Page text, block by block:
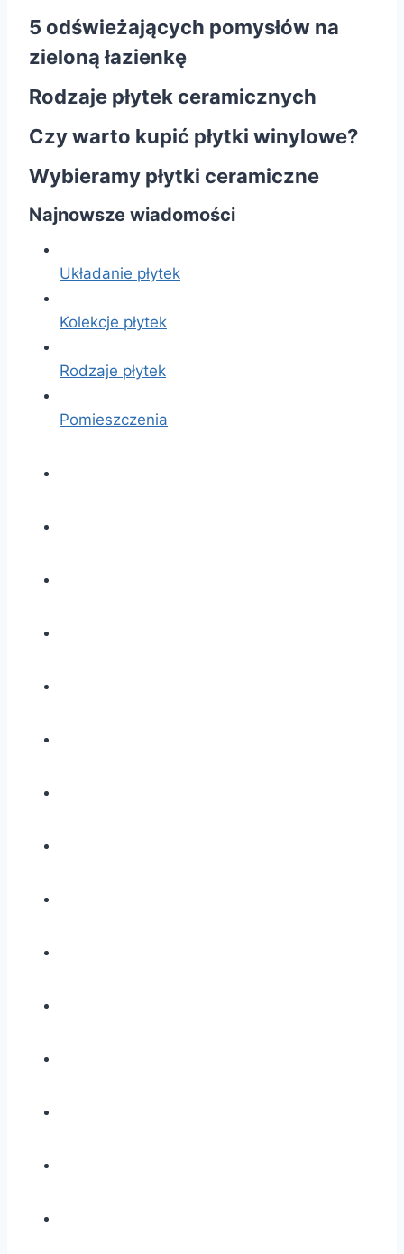
5 odświeżających pomysłów na
zieloną łazienkę
Rodzaje płytek ceramicznych
Czy warto kupić płytki winylowe?
Wybieramy płytki ceramiczne
Najnowsze wiadomości
Układanie płytek
Kolekcje płytek
Rodzaje płytek
Pomieszczenia